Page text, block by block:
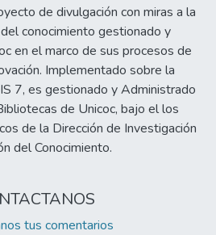
de divulgación con miras a la
conocimiento gestionado y
en el marco de sus procesos de
Implementado sobre la
7, es gestionado y Administrado
de Unicoc, bajo el los
de la Dirección de Investigación
del Conocimiento.
tus comentarios